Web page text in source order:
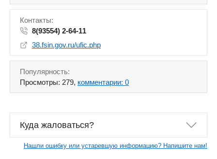
Контакты:
8(93554) 2-64-11
38.fsin.gov.ru/ufic.php
Популярность:
Просмотры: 279, комментарии: 0
Куда жаловаться?
Нашли ошибку или устаревшую информацию? Напишите нам!